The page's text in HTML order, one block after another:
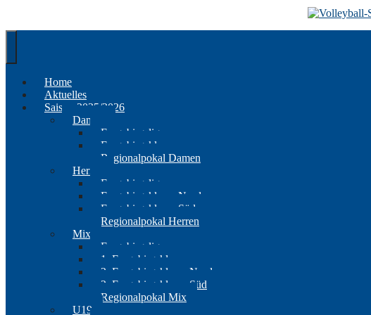
Home
Aktuelles
Saison 2025/2026
Damen
Erzgebirgsliga
Erzgebirgsklasse
Regionalpokal Damen
Herren
Erzgebirgsliga
Erzgebirgsklasse Nord
Erzgebirgsklasse Süd
Regionalpokal Herren
Mix
Erzgebirgsliga
1. Erzgebirgsklasse
2. Erzgebirgsklasse Nord
2. Erzgebirgsklasse Süd
Regionalpokal Mix
U19